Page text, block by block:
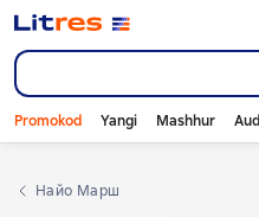
Promokod Yangi Mashhur
Найо Марш